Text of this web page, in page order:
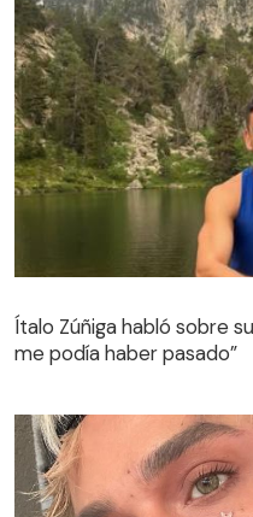
Ítalo Zúñiga habló sobre
me podía haber pasado”